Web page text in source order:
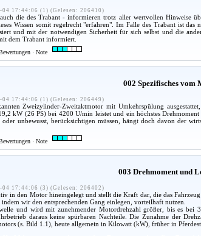
17:44:06 (1) (Gelesen: 206410)
die des Trabant - informieren trotz aller wertvollen Hinweise
Wissen somit regelrecht "erfahren". Im Falle des Trabant ist
und mit der notwendigen Sicherheit für sich selbst und die
dem Trabant informiert.
· Note
002 Spezifisches vom
17:44:06 (1) (Gelesen: 206449)
Zweizylinder-Zweitaktmotor mit Umkehrspülung
kW (26 PS) bei 4200 U/min leistet und ein höchstes
unbewusst, berücksichtigen müssen, hängt doch davon der
· Note
003 Drehmoment und
17:44:06 (3) (Gelesen: 206402)
in den Motor hineingelegt und stellt die Kraft dar, die das
wir den entsprechenden Gang einlegen, vorteilhaft nutzen.
und wird mit zunehmender Motordrehzahl größer, bis es
daraus keine spürbaren Nachteile. Die Zunahme der
(s. Bild 1.1), heute allgemein in Kilowatt (kW), früher in